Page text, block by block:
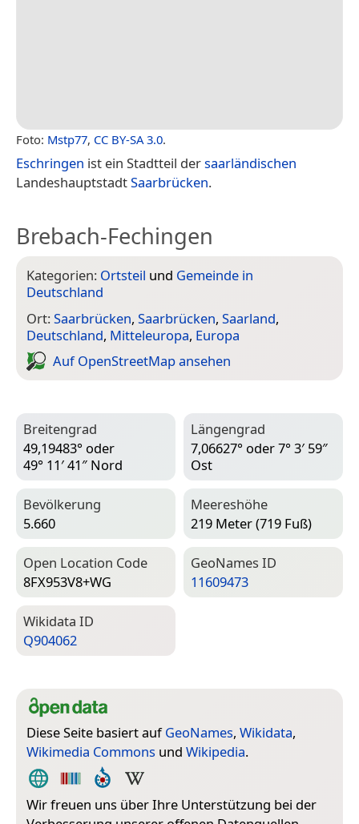
Foto: Mstp77, CC BY-SA 3.0.
Eschringen ist ein Stadtteil dersaarländischen
LandeshauptstadtSaarbrücken.
Brebach-Fechingen
Kategorien: Ortsteil und Gemeinde in
Deutschland
Ort:Saarbrücken, Saarbrücken, Saarland,
Deutschland, Mitteleuropa, Europa
Auf Open­Street­Map ansehen
Breitengrad
49,19483° oder
49° 11′ 41″ Nord
Längengrad
7,06627° oder 7° 3′ 59″
Ost
Bevölkerung
5.660
Meereshöhe
219 Meter (719 Fuß)
Open Location Code
8FX953V8+WG
Geo­Names ID
11609473
Wiki­data ID
Q904062
Diese Seite basiert aufGeoNames, Wikidata,
Wikimedia Commons und Wikipedia.
Wir freuen uns über Ihre Unterstützung bei der